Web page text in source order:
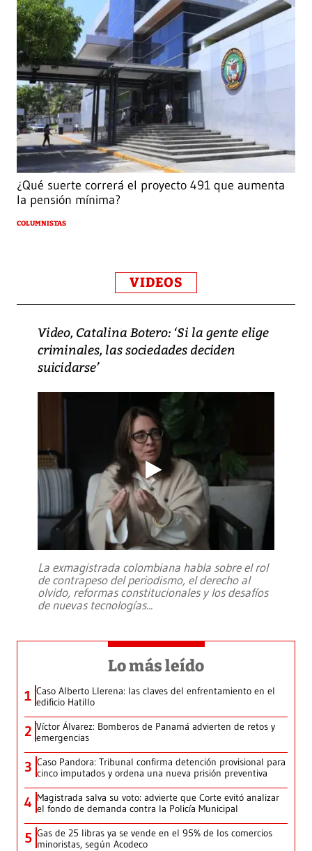
¿Qué suerte correrá el proyecto 491 que aumenta
la pensión mínima?
COLUMNISTAS
VIDEOS
Video, Catalina Botero: ‘Si la gente elige
criminales, las sociedades deciden
suicidarse’
La exmagistrada colombiana habla sobre el rol
de contrapeso del periodismo, el derecho al
olvido, reformas constitucionales y los desafíos
de nuevas tecnologías...
Lo más leído
1 Caso Alberto Llerena: las claves del enfrentamiento en el
edificio Hatillo
2 Víctor Álvarez: Bomberos de Panamá advierten de retos y
emergencias
3 Caso Pandora: Tribunal confirma detención provisional para
cinco imputados y ordena una nueva prisión preventiva
4 Magistrada salva su voto: advierte que Corte evitó analizar
el fondo de demanda contra la Policía Municipal
5 Gas de 25 libras ya se vende en el 95% de los comercios
minoristas, según Acodeco